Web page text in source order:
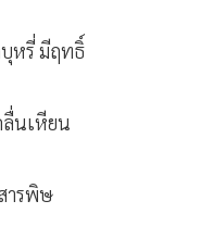
หรี่ มีฤทธิ์
ลื่นเหียน
ารพิษ